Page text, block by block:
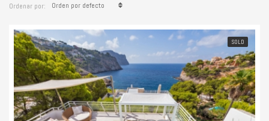
Ordenar por: Orden por defecto
SOLD